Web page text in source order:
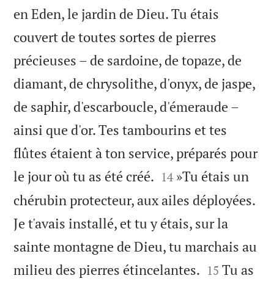
en Eden, le jardin de Dieu. Tu étais
couvert de toutes sortes de pierres
précieuses – de sardoine, de topaze, de
diamant, de chrysolithe, d'onyx, de jaspe,
de saphir, d'escarboucle, d'émeraude –
ainsi que d'or. Tes tambourins et tes
flûtes étaient à ton service, préparés pour
le jour où tu as été créé. 

14 »Tu étais un
chérubin protecteur, aux ailes déployées.
Je t'avais installé, et tu y étais, sur la
sainte montagne de Dieu, tu marchais au
milieu des pierres étincelantes. 

15 Tu as